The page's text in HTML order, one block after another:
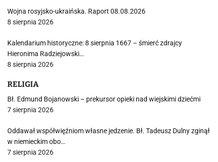
Wojna rosyjsko-ukraińska. Raport 08.08.2026
8 sierpnia 2026
Kalendarium historyczne: 8 sierpnia 1667 – śmierć zdrajcy
Hieronima Radziejowski…
8 sierpnia 2026
RELIGIA
Bł. Edmund Bojanowski – prekursor opieki nad wiejskimi dziećmi
7 sierpnia 2026
Oddawał współwięźniom własne jedzenie. Bł. Tadeusz Dulny zginął
w niemieckim obo…
7 sierpnia 2026